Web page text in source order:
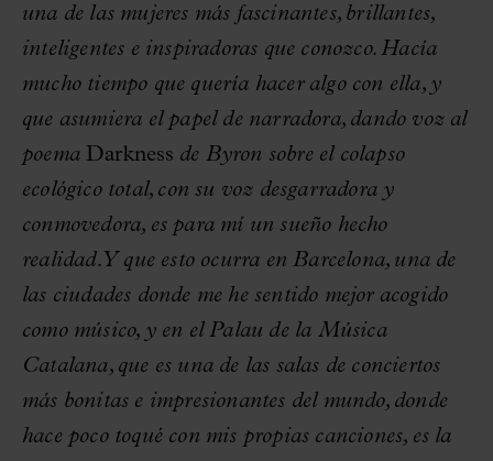
una de las mujeres más fascinantes, brillantes,
inteligentes e inspiradoras que conozco. Hacía
mucho tiempo que quería hacer algo con ella, y
que asumiera el papel de narradora, dando voz al
poema Darkness de Byron sobre el colapso
ecológico total, con su voz desgarradora y
conmovedora, es para mí un sueño hecho
realidad. Y que esto ocurra en Barcelona, ​​una de
las ciudades donde me he sentido mejor acogido
como músico, y en el Palau de la Música
Catalana, que es una de las salas de conciertos
más bonitas e impresionantes del mundo, donde
hace poco toqué con mis propias canciones, es la